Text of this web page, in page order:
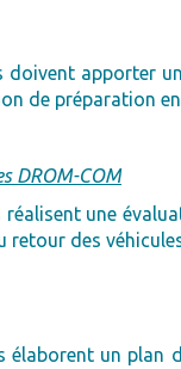
doivent apporter
de préparation
DROM-COM
une
retour des
un